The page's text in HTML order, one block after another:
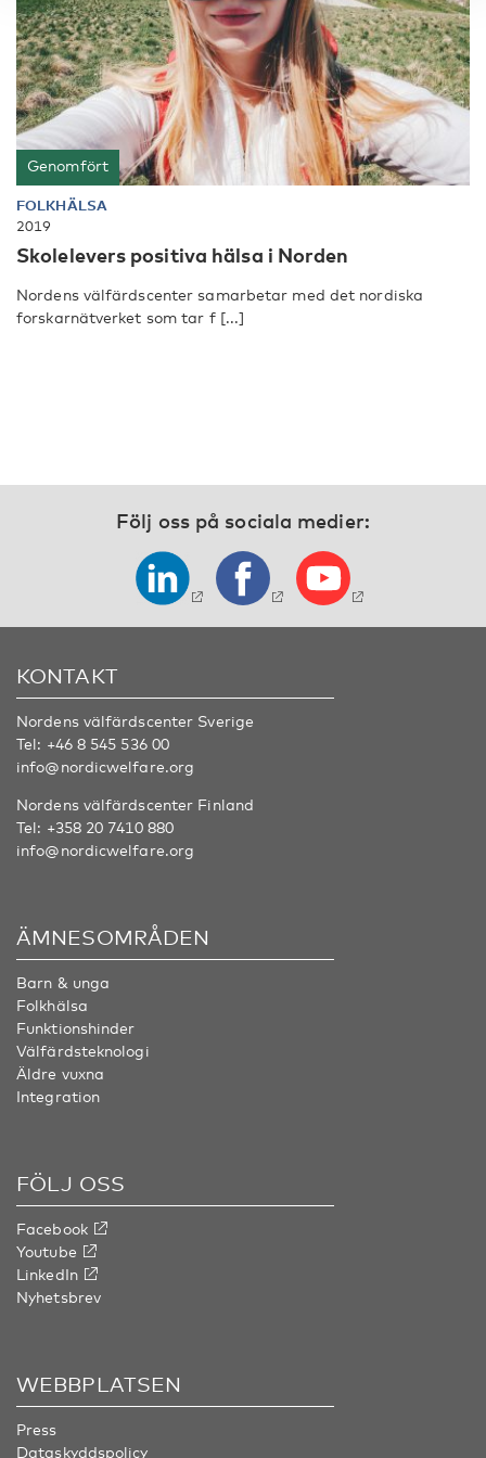
Genomfört
FOLKHÄLSA
2019
Skolelevers positiva hälsa i Norden
Nordens välfärdscenter samarbetar med det nordiska
forskarnätverket som tar f [...]
Följ oss på sociala medier:
KONTAKT
Nordens välfärdscenter Sverige
Tel: +46 8 545 536 00
info@nordicwelfare.org
Nordens välfärdscenter Finland
Tel: +358 20 7410 880
info@nordicwelfare.org
ÄMNESOMRÅDEN
Barn & unga
Folkhälsa
Funktionshinder
Välfärdsteknologi
Äldre vuxna
Integration
FÖLJ OSS
Facebook
Youtube
LinkedIn
Nyhetsbrev
WEBBPLATSEN
Press
Dataskyddspolicy